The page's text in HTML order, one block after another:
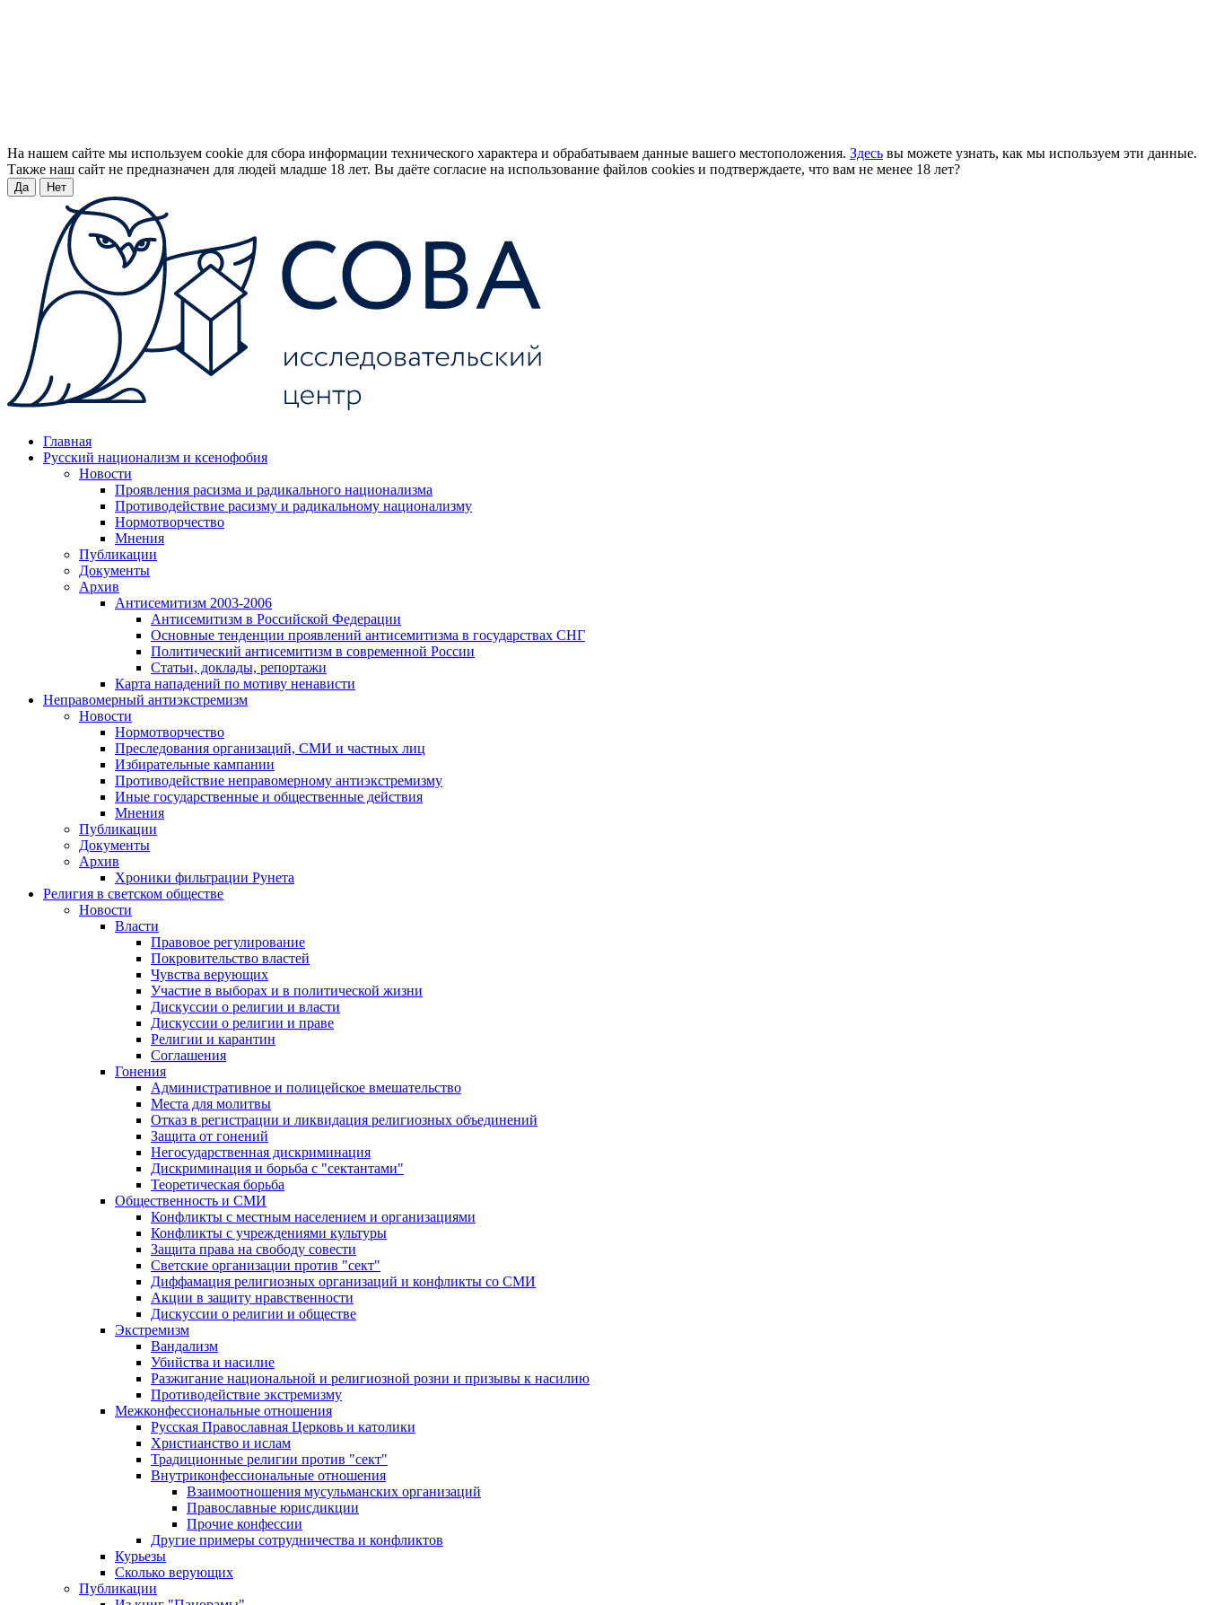
На нашем сайте мы используем cookie для сбора информации технического характера и обрабатываем данные вашего местоположения. Здесь вы можете узнать, как мы используем эти данные.
Также наш сайт не предназначен для людей младше 18 лет. Вы даёте согласие на использование файлов cookies и подтверждаете, что вам не менее 18 лет?
Да Нет
Главная
Русский национализм и ксенофобия
Новости
Проявления расизма и радикального национализма
Противодействие расизму и радикальному национализму
Нормотворчество
Мнения
Публикации
Документы
Архив
Антисемитизм 2003-2006
Антисемитизм в Российской Федерации
Основные тенденции проявлений антисемитизма в государствах СНГ
Политический антисемитизм в современной России
Статьи, доклады, репортажи
Карта нападений по мотиву ненависти
Неправомерный антиэкстремизм
Новости
Нормотворчество
Преследования организаций, СМИ и частных лиц
Избирательные кампании
Противодействие неправомерному антиэкстремизму
Иные государственные и общественные действия
Мнения
Публикации
Документы
Архив
Хроники фильтрации Рунета
Религия в светском обществе
Новости
Власти
Правовое регулирование
Покровительство властей
Чувства верующих
Участие в выборах и в политической жизни
Дискуссии о религии и власти
Дискуссии о религии и праве
Религии и карантин
Соглашения
Гонения
Административное и полицейское вмешательство
Места для молитвы
Отказ в регистрации и ликвидация религиозных объединений
Защита от гонений
Негосударственная дискриминация
Дискриминация и борьба с "сектантами"
Теоретическая борьба
Общественность и СМИ
Конфликты с местным населением и организациями
Конфликты с учреждениями культуры
Защита права на свободу совести
Светские организации против "сект"
Диффамация религиозных организаций и конфликты со СМИ
Акции в защиту нравственности
Дискуссии о религии и обществе
Экстремизм
Вандализм
Убийства и насилие
Разжигание национальной и религиозной розни и призывы к насилию
Противодействие экстремизму
Межконфессиональные отношения
Русская Православная Церковь и католики
Христианство и ислам
Традиционные религии против "сект"
Внутриконфессиональные отношения
Взаимоотношения мусульманских организаций
Православные юрисдикции
Прочие конфессии
Другие примеры сотрудничества и конфликтов
Курьезы
Сколько верующих
Публикации